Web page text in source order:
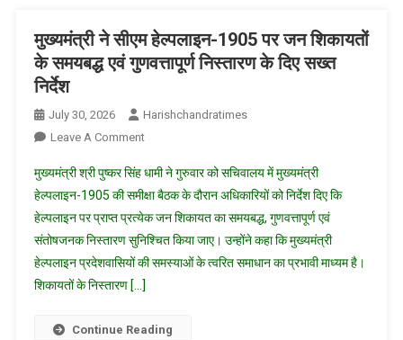
में
से
की
आशंका
मुख्यमंत्री ने सीएम हेल्पलाइन-1905 पर जन शिकायतों
के समयबद्ध एवं गुणवत्तापूर्ण निस्तारण के दिए सख्त
निर्देश
July 30, 2026
Harishchandratimes
Leave A CommentOn
ने
सीएम
हेल्पलाइन-1905
पर
जन
शिकायतों
समयबद्ध
मुख्यमंत्री श्री पुष्कर सिंह धामी ने गुरुवार को सचिवालय में मुख्यमंत्री
हेल्पलाइन-1905 की समीक्षा बैठक के दौरान अधिकारियों को निर्देश दिए कि
हेल्पलाइन पर प्राप्त प्रत्येक जन शिकायत का समयबद्ध, गुणवत्तापूर्ण एवं
संतोषजनक निस्तारण सुनिश्चित किया जाए। उन्होंने कहा कि मुख्यमंत्री
हेल्पलाइन प्रदेशवासियों की समस्याओं के त्वरित समाधान का प्रभावी माध्यम है।
शिकायतों के निस्तारण […]
Continue Reading